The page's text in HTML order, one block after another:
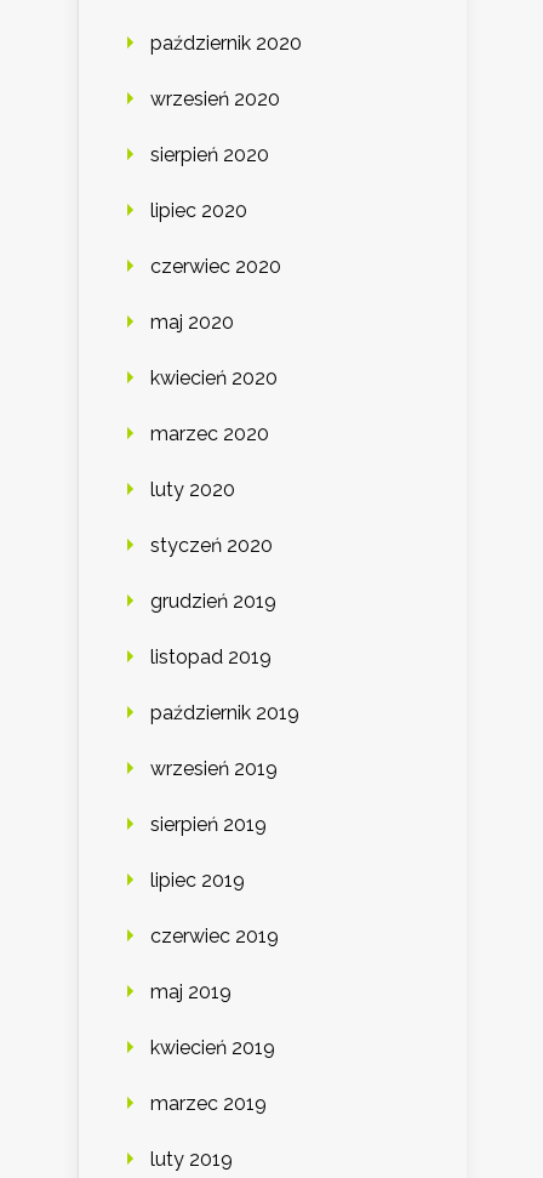
październik 2020
wrzesień 2020
sierpień 2020
lipiec 2020
czerwiec 2020
maj 2020
kwiecień 2020
marzec 2020
luty 2020
styczeń 2020
grudzień 2019
listopad 2019
październik 2019
wrzesień 2019
sierpień 2019
lipiec 2019
czerwiec 2019
maj 2019
kwiecień 2019
marzec 2019
luty 2019